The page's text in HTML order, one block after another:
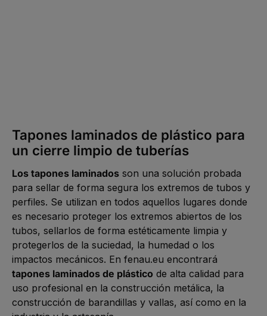
Tapones laminados de plástico para
un cierre limpio de tuberías
Los tapones laminados son una solución probada
para sellar de forma segura los extremos de tubos y
perfiles. Se utilizan en todos aquellos lugares donde
es necesario proteger los extremos abiertos de los
tubos, sellarlos de forma estéticamente limpia y
protegerlos de la suciedad, la humedad o los
impactos mecánicos. En fenau.eu encontrará
tapones laminados de plástico de alta calidad para
uso profesional en la construcción metálica, la
construcción de barandillas y vallas, así como en la